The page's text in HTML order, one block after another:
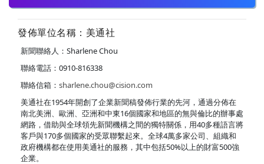
發佈單位名稱：美通社
新聞聯絡人：Sharlene Chou
聯絡電話：0910-816338
聯絡信箱： sharlene.chou@cision.com
美通社在1954年開創了企業新聞稿發佈行業的先河，通過分佈在
南北美洲、歐洲、亞洲和中東16個國家和地區的無與倫比的辦事處
網路，借助與全球領先新聞機構之間的獨特關係，用40多種語言將
客戶與170多個國家的受眾聯繫起來。全球4萬多家公司、組織和
政府機構都在使用美通社的服務，其中包括50%以上的財富500強
企業。